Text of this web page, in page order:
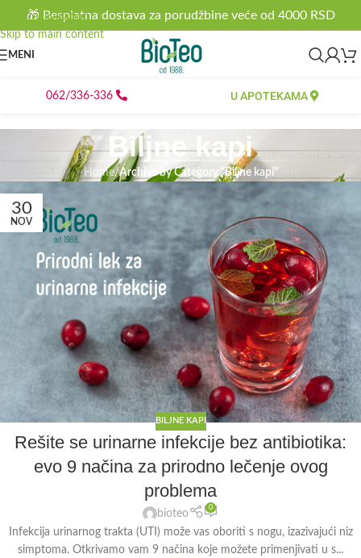
Skip to navigation
Skip to main content
🎁 Besplatna dostava za porudžbine veće od 4000 RSD
MENI
062/336-336 U APOTEKAMA
Biljne kapi
Home/Archive by Category "Biljne kapi"
30
NOV
BILJNE KAPI
Rešite se urinarne infekcije bez antibiotika:
evo 9 načina za prirodno lečenje ovog
problema
bioteo
0
Infekcija urinarnog trakta (UTI) može vas oboriti s nogu, izazivajući niz
simptoma. Otkrivamo vam 9 načina koje možete primenjivati u s...